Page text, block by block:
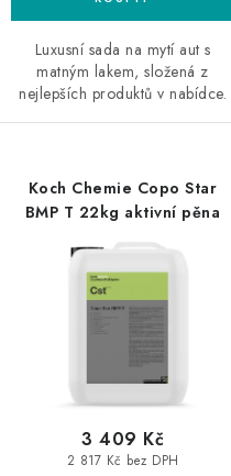
Luxusní sada na mytí aut s
matným lakem, složená z
nejlepších produktů v nabídce.
Koch Chemie Copo Star
BMP T 22kg aktivní pěna
2 817 Kč bez DPH
3 409 Kč